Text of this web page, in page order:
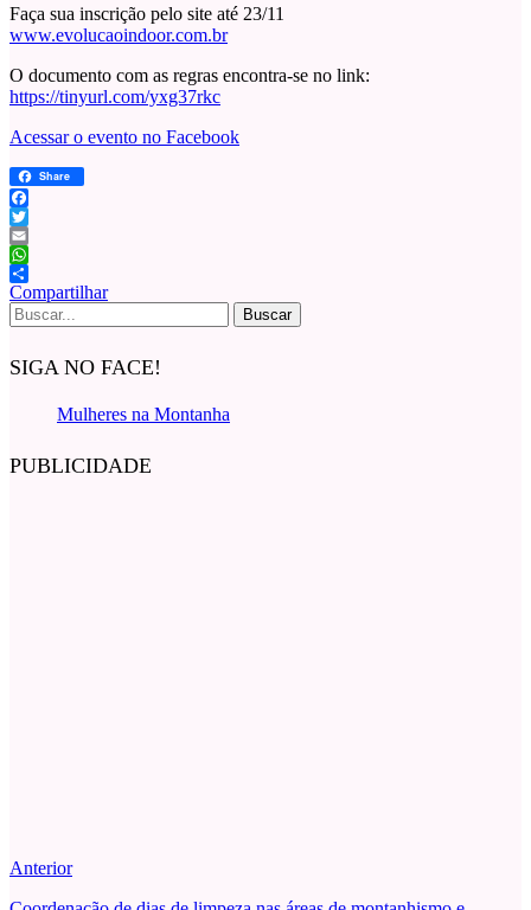
Faça sua inscrição pelo site até 23/11
www.evolucaoindoor.com.br
O documento com as regras encontra-se no link:
https://tinyurl.com/yxg37rkc
Acessar o evento no Facebook
Share
Facebook
Twitter
Email
WhatsApp
Compartilhar
Buscar
por:
SIGA NO FACE!
Mulheres na Montanha
PUBLICIDADE
Anterior